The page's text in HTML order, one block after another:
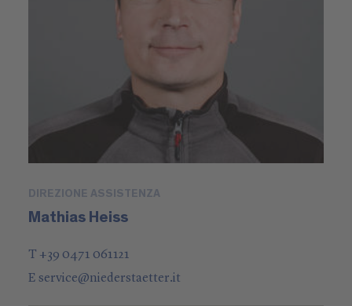
DIREZIONE ASSISTENZA
Mathias Heiss
T +39 0471 061121
Eservice@niederstaetter.it